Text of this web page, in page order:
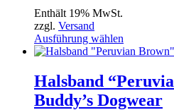
gewählt
Enthält 19% MwSt.
zzgl. Versand
Ausführung wählen
Produkt
mehrere
Varianten
auf.
Halsband
Buddy’s Dogwear